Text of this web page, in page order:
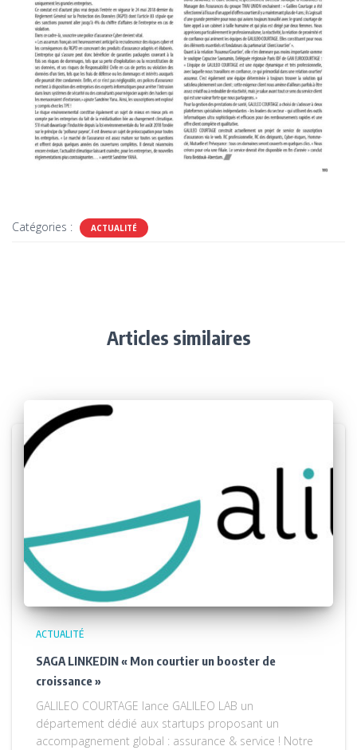
Catégories : ACTUALITÉ
Articles similaires
ACTUALITÉ
SAGA LINKEDIN « Mon courtier un booster de
croissance »
GALILEO COURTAGE lance GALILEO LAB un
département dédié aux startups proposant un
accompagnement global : assurance & service ! Notre